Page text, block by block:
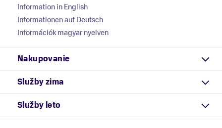
Information in English
Informationen auf Deutsch
Információk magyar nyelven
Nakupovanie
Služby zima
Služby leto